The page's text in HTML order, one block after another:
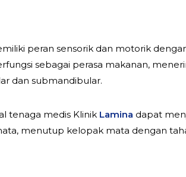
peran sensorik dan motorik
sebagai perasa makanan,
dan submandibular.
tenaga medis Klinik Lamina dapat
menutup kelopak mata dengan